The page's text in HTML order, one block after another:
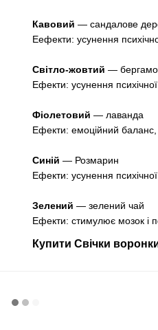
Кавовий ― сандалове
Еефекти: усунення
Світло-жовтий ―
Ефекти: усунення
Фіолетовий ― лаванда
Ефекти: емоційний баланс,
Синій ― Розмарин
Ефекти: усунення
Зелений ― зелений чай
Ефекти: стимулює мозок і
Купити Свічки